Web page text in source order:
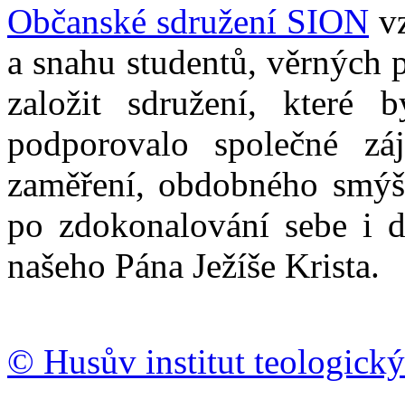
Občanské sdružení SION
a snahu studentů, věrných
založit sdružení, které
podporovalo společné
zaměření, obdobného
po zdokonalování sebe i
našeho Pána Ježíše Krista.
© Husův institut